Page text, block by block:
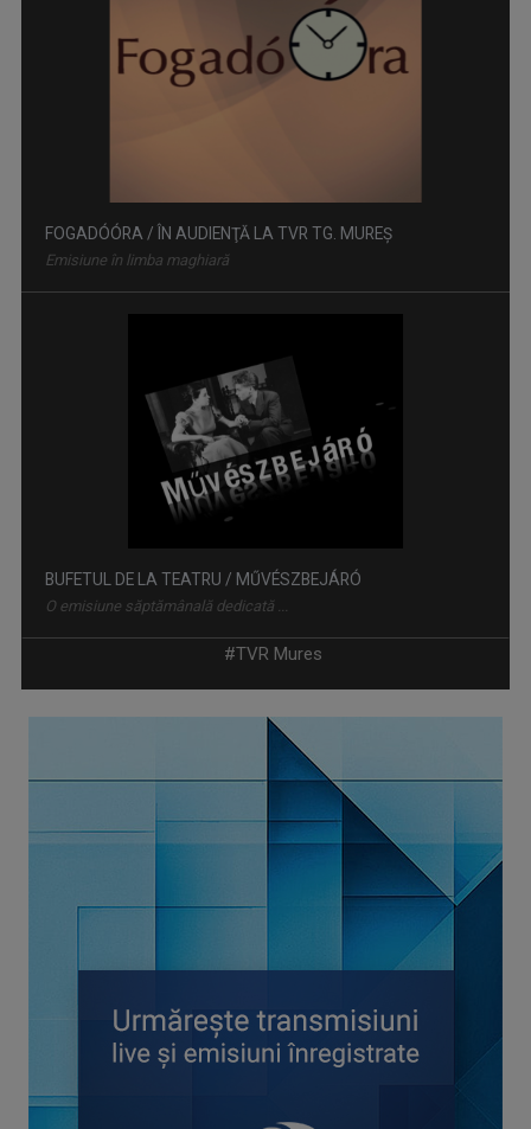
FOGADÓÓRA / ÎN AUDIENŢĂ LA TVR TG. MUREŞ
Emisiune în limba maghiară
O emisiune săptămânală dedicată ...
#TVR Mures